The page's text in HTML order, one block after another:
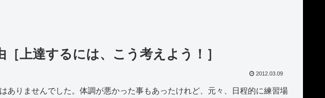
上達するには、こう考えよう！］
2012.03.09
ありませんでした。体調が悪かった事もあったけれど、元々、日程的に練習場